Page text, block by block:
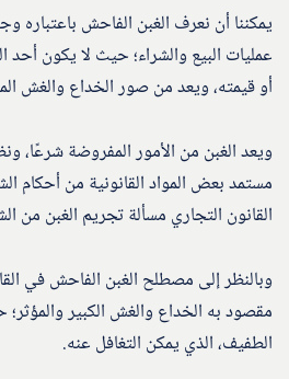
يمكننا أن نعرف الغبن الفاحش
عمليات البيع والشراء؛ حيث لا يكون أحد
أو قيمته، ويعد من صور الخداع والغش
ويعد الغبن من الأمور المفروضة شرعًا،
مستمد بعض المواد القانونية من أحكام
القانون التجاري مسألة تجريم الغبن من
وبالنظر إلى مصطلح الغبن الفاحش في
مقصود به الخداع والغش الكبير
الطفيف، الذي يمكن التغافل عنه.